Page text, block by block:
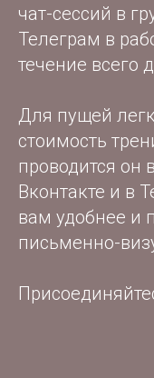
чат-сессий в
Телеграм в
течение всего
Для пущей
стоимость
проводится он
Вконтакте и в
вам удобнее и
письменно-